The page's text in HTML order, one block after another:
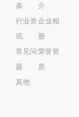
条
行业资
讯
常见问
题
其他
介
企业相
册
荣誉资
质